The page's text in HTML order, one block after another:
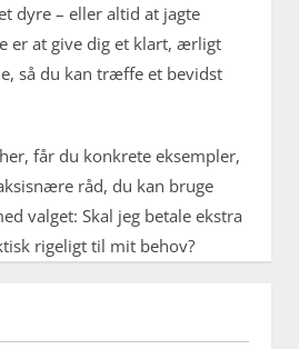
dyre – eller altid at jagte
er at give dig et klart, ærligt
så du kan træffe et bevidst
får du konkrete eksempler,
råd, du kan bruge
valget: Skal jeg betale ekstra
rigeligt til mit behov?